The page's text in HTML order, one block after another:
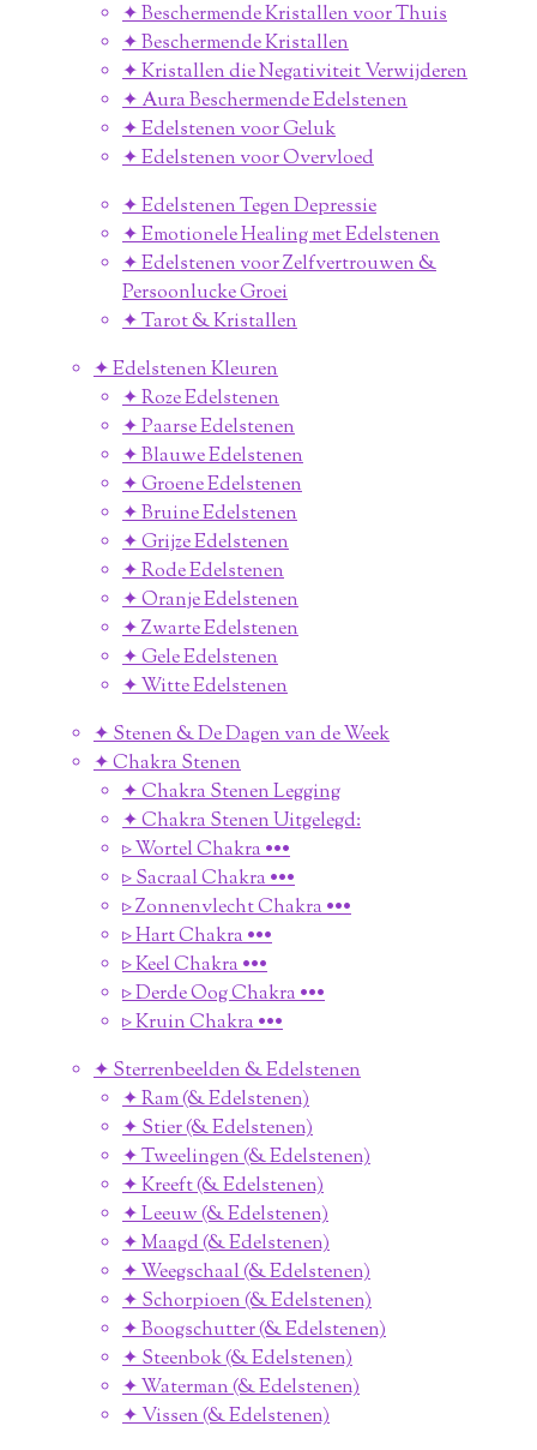
✦ Beschermende Kristallen voor Thuis
✦ Beschermende Kristallen
✦ Kristallen die Negativiteit Verwijderen
✦ Aura Beschermende Edelstenen
✦ Edelstenen voor Geluk
✦ Edelstenen voor Overvloed
✦ Edelstenen Tegen Depressie
✦ Emotionele Healing met Edelstenen
✦ Edelstenen voor Zelfvertrouwen &
Persoonlucke Groei
✦ Tarot & Kristallen
✦ Edelstenen Kleuren
✦ Roze Edelstenen
✦ Paarse Edelstenen
✦ Blauwe Edelstenen
✦ Groene Edelstenen
✦ Bruine Edelstenen
✦ Grijze Edelstenen
✦ Rode Edelstenen
✦ Oranje Edelstenen
✦ Zwarte Edelstenen
✦ Gele Edelstenen
✦ Witte Edelstenen
✦ Stenen & De Dagen van de Week
✦ Chakra Stenen
✦ Chakra Stenen Legging
✦ Chakra Stenen Uitgelegd:
▹ Wortel Chakra •••
▹ Sacraal Chakra •••
▹ Zonnenvlecht Chakra •••
▹ Hart Chakra •••
▹ Keel Chakra •••
▹ Derde Oog Chakra •••
▹ Kruin Chakra •••
✦ Sterrenbeelden & Edelstenen
✦ Ram (& Edelstenen)
✦ Stier (& Edelstenen)
✦ Tweelingen (& Edelstenen)
✦ Kreeft (& Edelstenen)
✦ Leeuw (& Edelstenen)
✦ Maagd (& Edelstenen)
✦ Weegschaal (& Edelstenen)
✦ Schorpioen (& Edelstenen)
✦ Boogschutter (& Edelstenen)
✦ Steenbok (& Edelstenen)
✦ Waterman (& Edelstenen)
✦ Vissen (& Edelstenen)